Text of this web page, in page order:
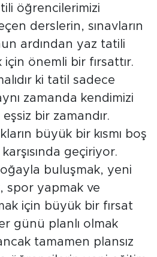
öğrencilerimizi
derslerin, sınavların
ardından yaz tatili
önemli bir fırsattır.
ki tatil sadece
zamanda kendimizi
bir zamandır.
büyük bir kısmı boş
geçiriyor.
buluşmak, yeni
spor yapmak ve
için büyük bir fırsat
günü planlı olmak
tamamen plansız